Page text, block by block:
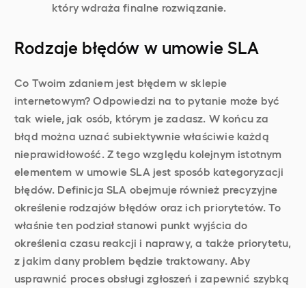
który wdraża finalne rozwiązanie.
Rodzaje błędów w umowie SLA
Co Twoim zdaniem jest błędem w sklepie
internetowym? Odpowiedzi na to pytanie może być
tak wiele, jak osób, którym je zadasz. W końcu za
błąd można uznać subiektywnie właściwie każdą
nieprawidłowość. Z tego względu kolejnym istotnym
elementem w umowie SLA jest sposób kategoryzacji
błędów. Definicja SLA obejmuje również precyzyjne
określenie rodzajów błędów oraz ich priorytetów. To
właśnie ten podział stanowi punkt wyjścia do
określenia czasu reakcji i naprawy, a także priorytetu,
z jakim dany problem będzie traktowany. Aby
usprawnić proces obsługi zgłoszeń i zapewnić szybką